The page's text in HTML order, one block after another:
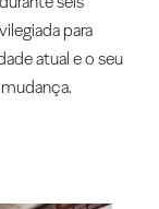
para
atual e o seu